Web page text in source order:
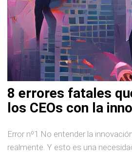
8 errores fatales
los CEOs con la
Error nº1 No entender la
realmente. Y esto es una